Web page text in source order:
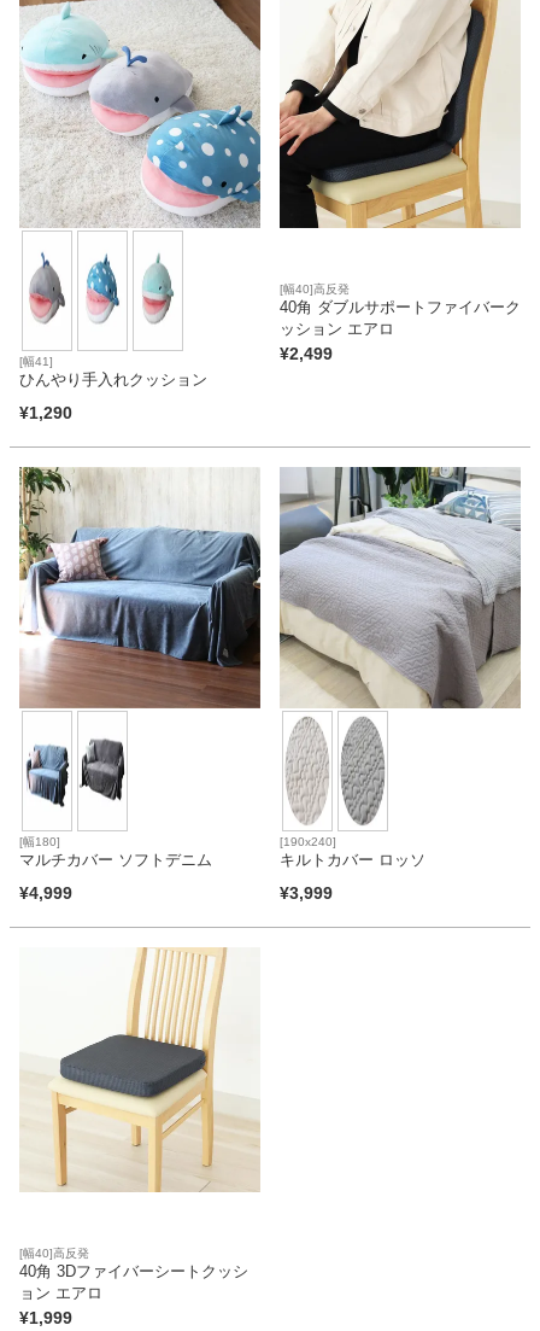
食器棚・キッチン収納
ベッド
収納家具
学習机
こたつ
寝具
ファブリック
カーテン
収納用品
生活用品
[幅41]
ひんやり手入れクッション
¥1,290
[幅40]高反発
40角 ダブルサポートファイバーク
ッション エアロ
¥2,499
[幅180]
マルチカバー ソフトデニム
¥4,999
[190x240]
キルトカバー ロッソ
¥3,999
[幅40]高反発
40角 3Dファイバーシートクッシ
ョン エアロ
¥1,999